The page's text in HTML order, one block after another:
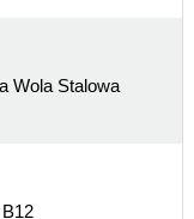
Wola Stalowa